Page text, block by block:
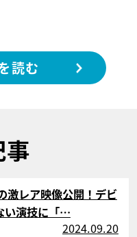
読む
事
激レア映像公開！デビ
い演技に「…
2024.09.20